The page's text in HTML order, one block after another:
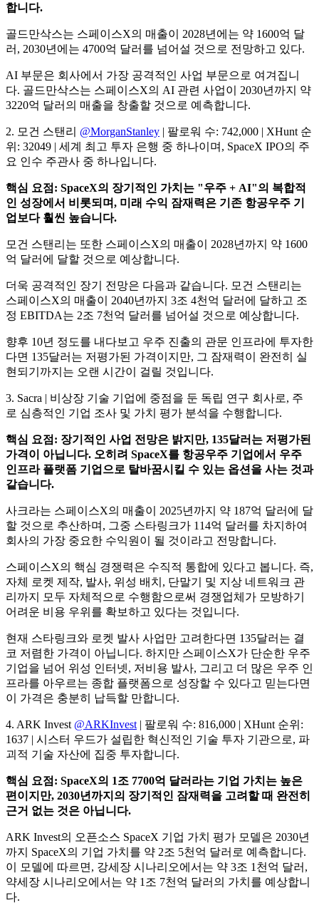
합니다.
골드만삭스는 스페이스X의 매출이 2028년에는 약 1600억 달
러, 2030년에는 4700억 달러를 넘어설 것으로 전망하고 있다.
AI 부문은 회사에서 가장 공격적인 사업 부문으로 여겨집니
다. 골드만삭스는 스페이스X의 AI 관련 사업이 2030년까지 약
3220억 달러의 매출을 창출할 것으로 예측합니다.
2. 모건 스탠리 @MorganStanley | 팔로워 수: 742,000 | XHunt 순
위: 32049 | 세계 최고 투자 은행 중 하나이며, SpaceX IPO의 주
요 인수 주관사 중 하나입니다.
핵심 요점: SpaceX의 장기적인 가치는 "우주 + AI"의 복합적
인 성장에서 비롯되며, 미래 수익 잠재력은 기존 항공우주 기
업보다 훨씬 높습니다.
모건 스탠리는 또한 스페이스X의 매출이 2028년까지 약 1600
억 달러에 달할 것으로 예상합니다.
더욱 공격적인 장기 전망은 다음과 같습니다. 모건 스탠리는
스페이스X의 매출이 2040년까지 3조 4천억 달러에 달하고 조
정 EBITDA는 2조 7천억 달러를 넘어설 것으로 예상합니다.
향후 10년 정도를 내다보고 우주 진출의 관문 인프라에 투자한
다면 135달러는 저평가된 가격이지만, 그 잠재력이 완전히 실
현되기까지는 오랜 시간이 걸릴 것입니다.
3. Sacra | 비상장 기술 기업에 중점을 둔 독립 연구 회사로, 주
로 심층적인 기업 조사 및 가치 평가 분석을 수행합니다.
핵심 요점: 장기적인 사업 전망은 밝지만, 135달러는 저평가된
가격이 아닙니다. 오히려 SpaceX를 항공우주 기업에서 우주
인프라 플랫폼 기업으로 탈바꿈시킬 수 있는 옵션을 사는 것과
같습니다.
사크라는 스페이스X의 매출이 2025년까지 약 187억 달러에 달
할 것으로 추산하며, 그중 스타링크가 114억 달러를 차지하여
회사의 가장 중요한 수익원이 될 것이라고 전망합니다.
스페이스X의 핵심 경쟁력은 수직적 통합에 있다고 봅니다. 즉,
자체 로켓 제작, 발사, 위성 배치, 단말기 및 지상 네트워크 관
리까지 모두 자체적으로 수행함으로써 경쟁업체가 모방하기
어려운 비용 우위를 확보하고 있다는 것입니다.
현재 스타링크와 로켓 발사 사업만 고려한다면 135달러는 결
코 저렴한 가격이 아닙니다. 하지만 스페이스X가 단순한 우주
기업을 넘어 위성 인터넷, 저비용 발사, 그리고 더 많은 우주 인
프라를 아우르는 종합 플랫폼으로 성장할 수 있다고 믿는다면
이 가격은 충분히 납득할 만합니다.
4. ARK Invest @ARKInvest | 팔로워 수: 816,000 | XHunt 순위:
1637 | 시스터 우드가 설립한 혁신적인 기술 투자 기관으로, 파
괴적 기술 자산에 집중 투자합니다.
핵심 요점: SpaceX의 1조 7700억 달러라는 기업 가치는 높은
편이지만, 2030년까지의 장기적인 잠재력을 고려할 때 완전히
근거 없는 것은 아닙니다.
ARK Invest의 오픈소스 SpaceX 기업 가치 평가 모델은 2030년
까지 SpaceX의 기업 가치를 약 2조 5천억 달러로 예측합니다.
이 모델에 따르면, 강세장 시나리오에서는 약 3조 1천억 달러,
약세장 시나리오에서는 약 1조 7천억 달러의 가치를 예상합니
다.